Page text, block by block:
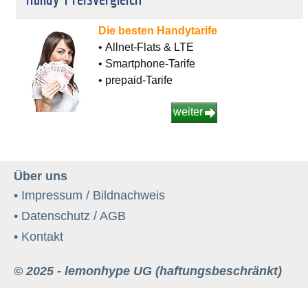
Die besten Handytarife
• Allnet-Flats & LTE
• Smartphone-Tarife
• prepaid-Tarife
weiter
Über uns
• Impressum / Bildnachweis
• Datenschutz / AGB
• Kontakt
© 2025 - lemonhype UG (haftungsbeschränkt)